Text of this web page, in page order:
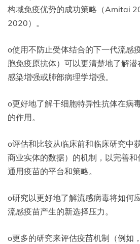
构域免疫优势的成功策略（Amitai
2020）。
o使用不防止受体结合的下一代流感
胞免疫原抗体）可以更清楚地了解
感染增强或肺部病理学增强。
o更好地了解干细胞特异性抗体在病
的作用。
o评估和比较从临床前和临床研究中
商业实体的数据）的机制，以完善
通用疫苗的平台和策略。
o研究以更好地了解流感病毒将如何
流感疫苗产生的新选择压力。
o更多的研究来评估疫苗机制（例如